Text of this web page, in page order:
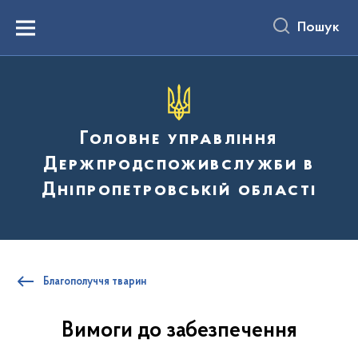
вмістуMenu Пошук
Головне управління
Держпродспоживслужби в
Дніпропетровській області
Благополуччя тварин
Вимоги до забезпечення